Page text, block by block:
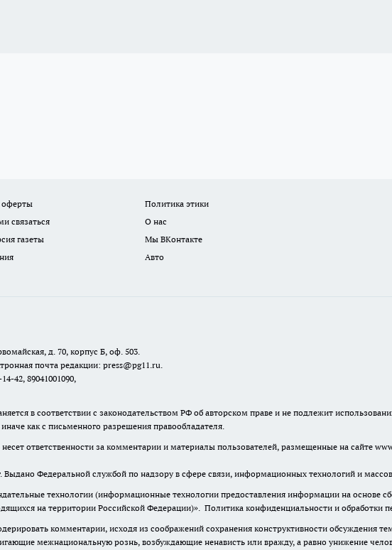
оферты
Политика этики
связаться
О нас
газеты
Мы ВКонтакте
Авто
д. 70, корпус Б, оф. 503.
почта редакции: press@pg11.ru.
42, 89041001090,
в соответствии с законодательством РФ об авторском праве и не подлежит
как с письменного разрешения правообладателя.
несет ответственности за комментарии и материалы пользователей, размещенные на сайте
Выдано Федеральной службой по надзору в сфере связи, информационных технологий и
технологии (информационные технологии предоставления информации на основе
на территории Российской Федерации)». Политика конфиденциальности и обработки
комментарии, исходя из соображений сохранения конструктивности обсуждения
межнациональную рознь, возбуждающие ненависть или вражду, а равно унижение